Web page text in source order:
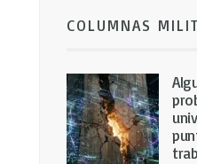
COLUMNAS